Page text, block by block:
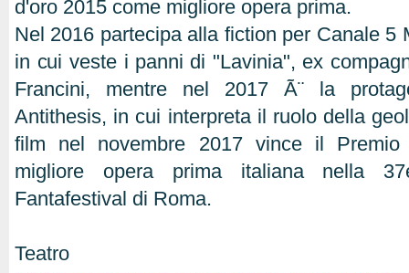
d'oro 2015 come migliore opera prima.
Nel 2016 partecipa alla fiction per Canale 5
in cui veste i panni di "Lavinia", ex
Francini, mentre nel 2017 Ã¨ la
Antithesis, in cui interpreta il ruolo della
film nel novembre 2017 vince il Premio
migliore opera prima italiana nella
Fantafestival di Roma.
Teatro